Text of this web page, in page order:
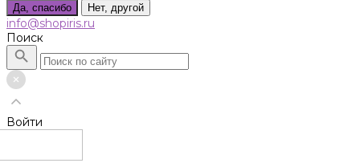
Да, спасибо Нет, другой
info@shopiris.ru
Поиск
Войти